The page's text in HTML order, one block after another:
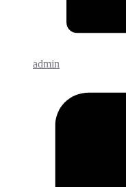
admin